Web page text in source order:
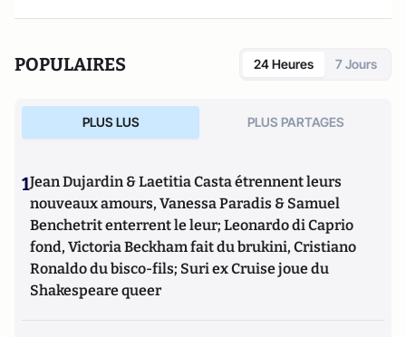
POPULAIRES 24 Heures 7 Jours
PLUS LUS PLUS PARTAGES
1Jean Dujardin & Laetitia Casta étrennent leurs
nouveaux amours, Vanessa Paradis & Samuel
Benchetrit enterrent le leur; Leonardo di Caprio
fond, Victoria Beckham fait du brukini, Cristiano
Ronaldo du bisco-fils; Suri ex Cruise joue du
Shakespeare queer